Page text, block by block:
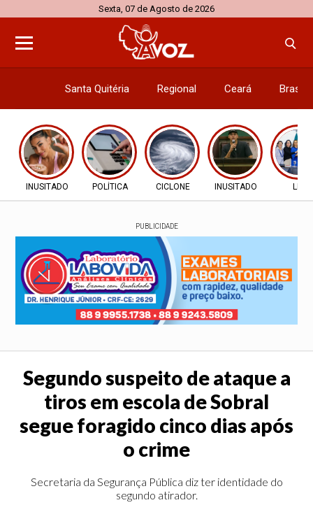
Sexta, 07 de Agosto de 2026
Santa Quitéria Regional Ceará Brasil
INUSITADO POLÍTICA CICLONE INUSITADO LEI
PUBLICIDADE
Segundo suspeito de ataque a
tiros em escola de Sobral
segue foragido cinco dias após
o crime
Secretaria da Segurança Pública diz ter identidade do
segundo atirador.